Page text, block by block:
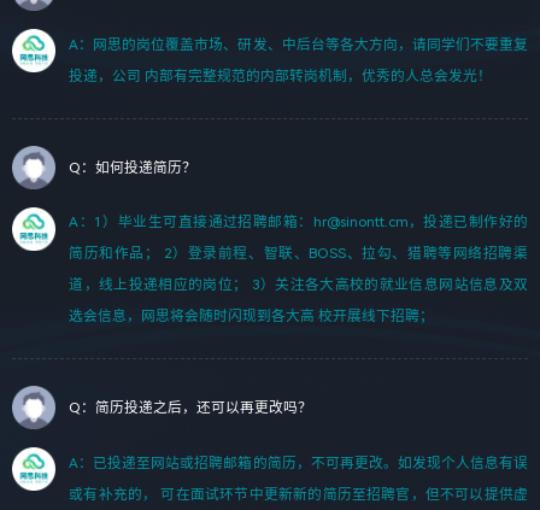
A：网思的岗位覆盖市场、研发、中后台等各大方向，请同学们不要重复
投递，公司 内部有完整规范的内部转岗机制，优秀的人总会发光！
Q：如何投递简历？
A：1）毕业生可直接通过招聘邮箱：hr@sinontt.cm，投递已制作好的
简历和作品； 2）登录前程、智联、BOSS、拉勾、猎聘等网络招聘渠
道，线上投递相应的岗位； 3）关注各大高校的就业信息网站信息及双
选会信息，网思将会随时闪现到各大高 校开展线下招聘；
Q：简历投递之后，还可以再更改吗？
A：已投递至网站或招聘邮箱的简历，不可再更改。如发现个人信息有误
或有补充的， 可在面试环节中更新新的简历至招聘官，但不可以提供虚